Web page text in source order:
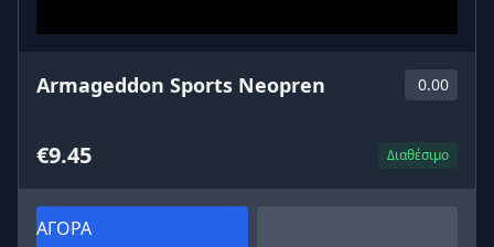
Armageddon Sports Neopren 0.00
€9.45 Διαθέσιμο
ΑΓΟΡΑ